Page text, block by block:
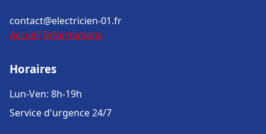
contact@electricien-01.fr
Accueil Informations
Horaires
Lun-Ven: 8h-19h
Service d'urgence 24/7